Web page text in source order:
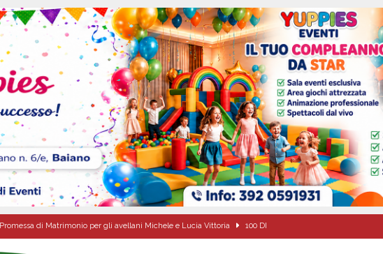
Promessa di Matrimonio per gli avellani Michele e Lucia Vittoria 100 DI